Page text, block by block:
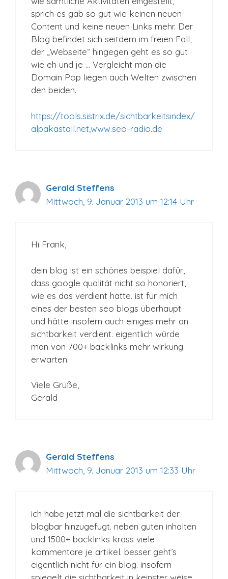
sprich es gab so gut wie keinen neuen
Content und keine neuen Links mehr. Der
Blog befindet sich seitdem im freien Fall,
der „Webseite“ hingegen geht es so gut
wie eh und je … Vergleicht man die
Domain Pop liegen auch Welten zwischen
den beiden.
https://tools.sistrix.de/sichtbarkeitsindex/
alpakastall.net,www.seo-radio.de
Gerald Steffens
Mittwoch, 9. Januar 2013 um 12:14 Uhr
Hi Frank,
dein blog ist ein schönes beispiel dafür,
dass google qualität nicht so honoriert,
wie es das verdient hätte. ist für mich
eines der besten seo blogs überhaupt
und hätte insofern auch einiges mehr an
sichtbarkeit verdient. eigentlich würde
man von 700+ backlinks mehr wirkung
erwarten.
Viele Grüße,
Gerald
Gerald Steffens
Mittwoch, 9. Januar 2013 um 12:33 Uhr
ich habe jetzt mal die sichtbarkeit der
blogbar hinzugefügt. neben guten inhalten
und 1500+ backlinks krass viele
kommentare je artikel. besser geht’s
eigentlich nicht für ein blog. insofern